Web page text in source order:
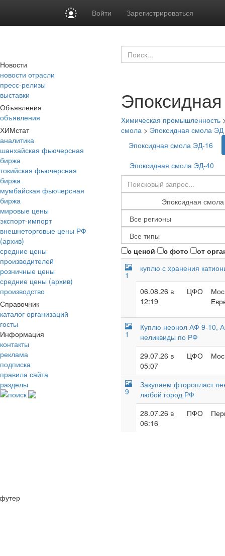
Войти Зарегистрироваться
Новости
новости отрасли
пресс-релизы
выставки
Объявления
объявления
ХИМстат
аналитика
шанхайская фьючерсная
биржа
токийская фьючерсная
биржа
мумбайская фьючерсная
биржа
мировые цены
экспорт-импорт
внешнеторговые цены РФ
(архив)
средние цены
производителей
розничные цены
средние цены (архив)
производство
Справочник
каталог организаций
госты
Информация
контакты
реклама
подписка
правила сайта
разделы
поиск
Химическая промышленность
смола > Эпоксидная смола ЭД
Эпоксидная смола ЭД-16
Эпоксидная смола ЭД-40
с ценой с фото от
1
куплю с хранения
06.08.26 в
12:19
ЦФО
1
Куплю неонол АФ 9-10,
неликвиды по РФ
29.07.26 в
05:07
ЦФО
9
Закупаем фторопласт
любой город РФ
28.07.26 в
06:16
ПФО
футер